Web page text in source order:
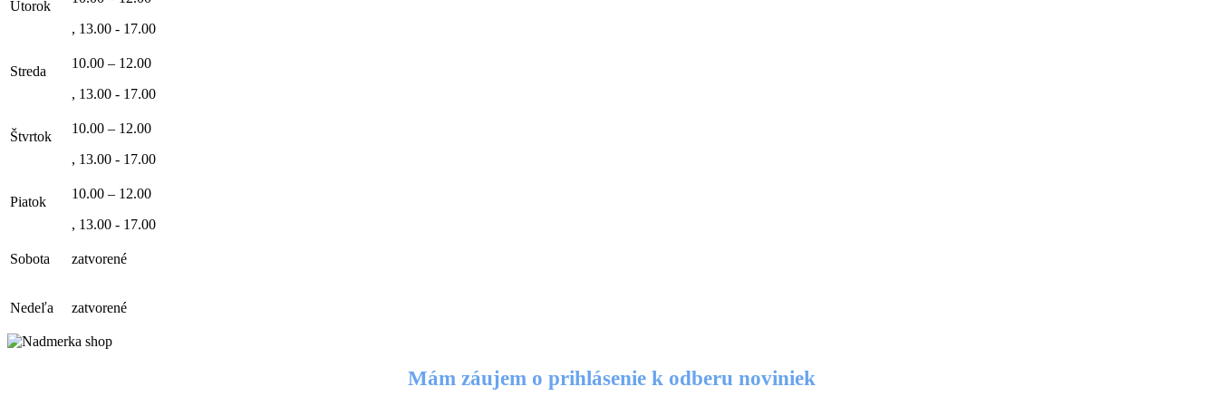
Utorok
, 13.00 - 17.00
Streda
10.00 – 12.00
, 13.00 - 17.00
Štvrtok
10.00 – 12.00
, 13.00 - 17.00
Piatok
10.00 – 12.00
, 13.00 - 17.00
Sobota zatvorené
Nedeľa zatvorené
Mám záujem o prihlásenie k odberu noviniek